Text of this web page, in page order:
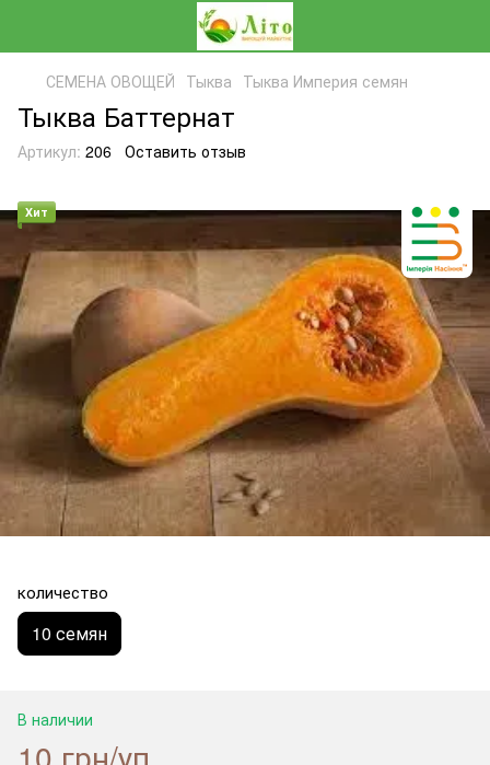
СЕМЕНА ОВОЩЕЙ Тыква Тыква Империя семян
Тыква Баттернат
Артикул: 206 Оставить отзыв
Хит
количество
10 семян
В наличии
10 грн/уп.